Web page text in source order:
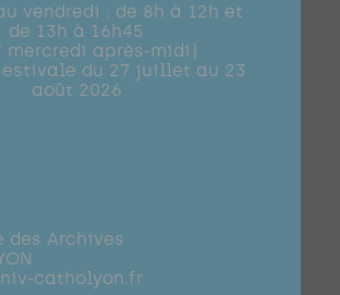
vendredi : de 8h à 12h et
de 13h à 16h45
mercredi après-midi)
estivale du 27 juillet au 23
août 2026
des Archives
catholyon.fr